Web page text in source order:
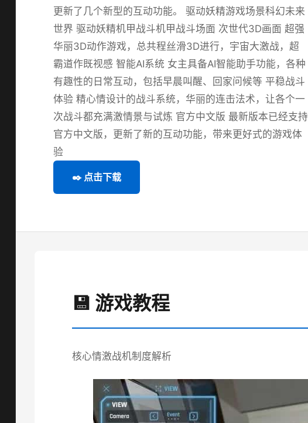
更新了几个新型的互动功能。 驱动妖精游戏场景科幻未来
世界 驱动妖精机甲战斗机甲战斗场面 次世代3D画面 超强
华丽3D动作游戏，总共程丝滑3D进行，宇宙大激战，超
霸道作既视感 智能AI系统 女主具备AI智能助手功能，各种
有趣性的日常互动，包括早晨叫醒、回家问候等 平稳战斗
体验 精心情设计的战斗系统，华丽的连击法术，让各个一
次战斗都充满激情景与试炼 官方中文版 最新版本已经支持
官方中文版，更新了新的互动功能，带来更好式的游戏体
验
✒️ 点击下载
💾 游戏教程
核心情激战机制度解析